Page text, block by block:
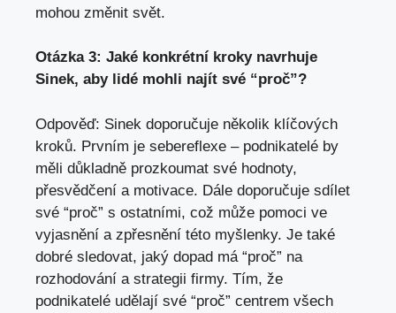
mohou změnit svět.
Otázka 3: Jaké konkrétní kroky navrhuje
Sinek, aby lidé mohli najít své “proč”?
Odpověď: Sinek doporučuje několik klíčových
kroků. Prvním je sebereflexe – podnikatelé by
měli důkladně prozkoumat své hodnoty,
přesvědčení a motivace. Dále doporučuje sdílet
své “proč” s ostatními, což může pomoci ve
vyjasnění a zpřesnění této myšlenky. Je také
dobré sledovat, jaký dopad má “proč” na
rozhodování a strategii firmy. Tím, že
podnikatelé udělají své “proč” centrem všech